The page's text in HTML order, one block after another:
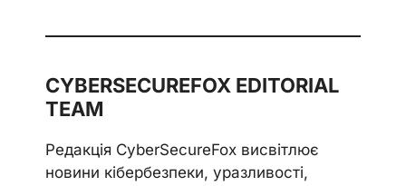
CYBERSECUREFOX EDITORIAL
TEAM
Редакція CyberSecureFox висвітлює
новини кібербезпеки, уразливості,